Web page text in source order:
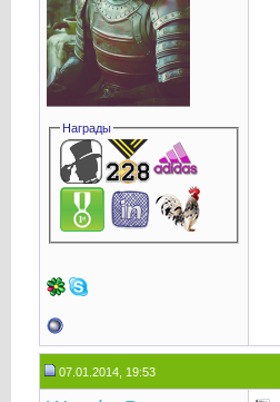
Награды
07.01.2014, 19:53